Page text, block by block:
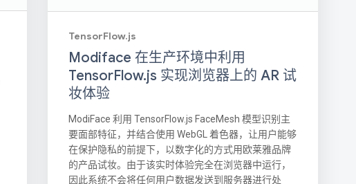
TensorFlow.js
Modiface 在生产环境中利用
TensorFlow.js 实现浏览器上的 AR 试
妆体验
ModiFace 利用 TensorFlow.js FaceMesh 模型识别主
要面部特征，并结合使用 WebGL 着色器，让用户能够
在保护隐私的前提下，以数字化的方式用欧莱雅品牌
的产品试妆。由于该实时体验完全在浏览器中运行，
因此系统不会将任何用户数据发送到服务器进行处